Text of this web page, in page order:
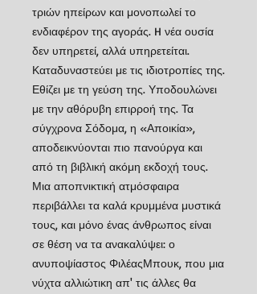
τριών ηπείρων και μονοπωλεί το
ενδιαφέρον της αγοράς. H νέα ουσία
δεν υπηρετεί, αλλά υπηρετείται.
Καταδυναστεύει με τις ιδιοτροπίες της.
Εθίζει με τη γεύση της. Υποδουλώνει
με την αθόρυβη επιρροή της. Τα
σύγχρονα Σόδομα, η «Αποικία»,
αποδεικνύονται πιο πανούργα και
από τη βιβλική ακόμη εκδοχή τους.
Μια αποπνικτική ατμόσφαιρα
περιβάλλει τα καλά κρυμμένα μυστικά
τους, και μόνο ένας άνθρωπος είναι
σε θέση να τα ανακαλύψει: ο
ανυποψίαστος ΦιλέαςΜπουκ, που μια
νύχτα αλλιώτικη απ' τις άλλες θα